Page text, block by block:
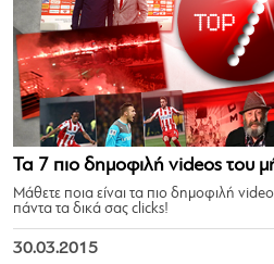
Τα 7 πιο δημοφιλή videos του
Μάθετε ποια είναι τα πιο δημοφιλή
πάντα τα δικά σας clicks!
30.03.2015